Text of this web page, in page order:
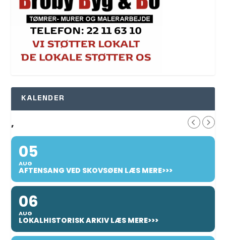
KALENDER
,
05
AUG
AFTENSANG VED SKOVSØEN LÆS MERE>>>
06
AUG
LOKALHISTORISK ARKIV LÆS MERE>>>